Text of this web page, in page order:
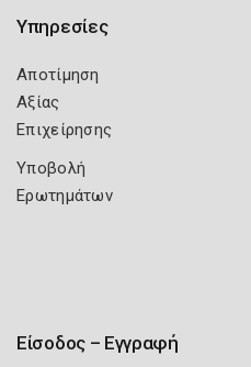
Υπηρεσίες
Αποτίμηση
Αξίας
Επιχείρησης
Υποβολή
Ερωτημάτων
Είσοδος – Εγγραφή